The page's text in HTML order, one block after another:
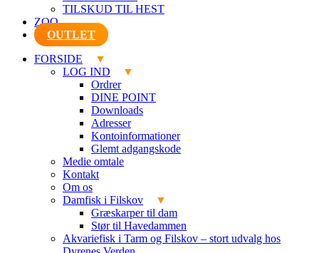
TILSKUD TIL HEST
ZOO
OUTLET
FORSIDE
LOG IND
Ordrer
DINE POINT
Downloads
Adresser
Kontoinformationer
Glemt adgangskode
Medie omtale
Kontakt
Om os
Damfisk i Filskov
Græskarper til dam
Stør til Havedammen
Akvariefisk i Tarm og Filskov – stort udvalg hos